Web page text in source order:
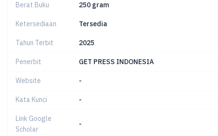
Berat Buku 250 gram
Ketersediaan Tersedia
Tahun Terbit 2025
Penerbit GET PRESS INDONESIA
Website -
Kata Kunci -
Link Google
Scholar
-